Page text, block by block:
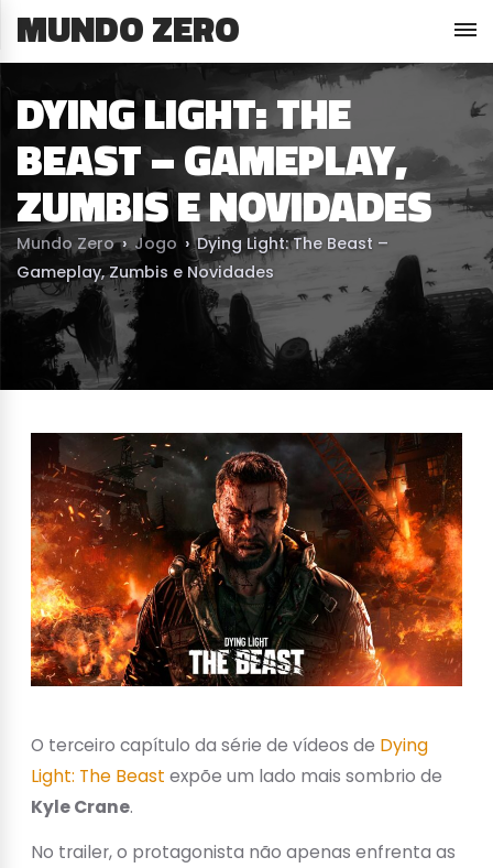
MUNDO ZERO
DYING LIGHT: THE
BEAST – GAMEPLAY,
ZUMBIS E NOVIDADES
Mundo Zero › Jogo › Dying Light: The Beast –
Gameplay, Zumbis e Novidades
O terceiro capítulo da série de vídeos de Dying
Light: The Beast expõe um lado mais sombrio de
Kyle Crane.
No trailer, o protagonista não apenas enfrenta as